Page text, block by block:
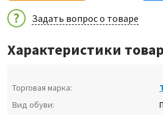
Задать вопрос о товаре
Характеристики
Торговая марка:
Вид обуви: